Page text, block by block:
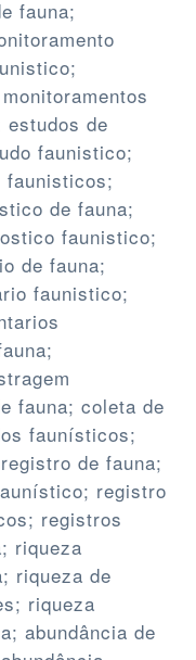
fauna;
de
faunistico;
de fauna;
faunistico;
de fauna;
faunistico;
fauna; coleta de
faunísticos;
de fauna;
registro
registros
riqueza
riqueza de
riqueza
abundância de